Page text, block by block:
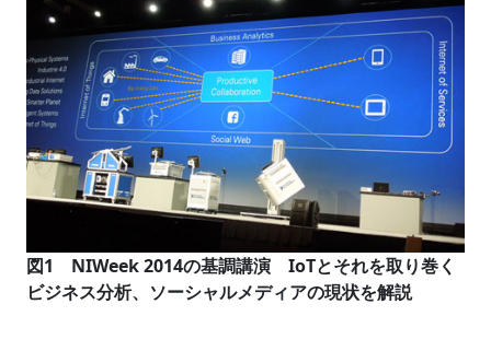
図1 NIWeek 2014の基調講演 IoTとそれを取り巻く
ビジネス分析、ソーシャルメディアの現状を解説